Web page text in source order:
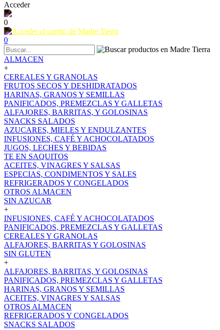
Acceder
0
0
ALMACEN
+
CEREALES Y GRANOLAS
FRUTOS SECOS Y DESHIDRATADOS
HARINAS, GRANOS Y SEMILLAS
PANIFICADOS, PREMEZCLAS Y GALLETAS
ALFAJORES, BARRITAS, Y GOLOSINAS
SNACKS SALADOS
AZUCARES, MIELES Y ENDULZANTES
INFUSIONES, CAFÉ Y ACHOCOLATADOS
JUGOS, LECHES Y BEBIDAS
TE EN SAQUITOS
ACEITES, VINAGRES Y SALSAS
ESPECIAS, CONDIMENTOS Y SALES
REFRIGERADOS Y CONGELADOS
OTROS ALMACEN
SIN AZUCAR
+
INFUSIONES, CAFÉ Y ACHOCOLATADOS
PANIFICADOS, PREMEZCLAS Y GALLETAS
CEREALES Y GRANOLAS
ALFAJORES, BARRITAS Y GOLOSINAS
SIN GLUTEN
+
ALFAJORES, BARRITAS, Y GOLOSINAS
PANIFICADOS, PREMEZCLAS Y GALLETAS
HARINAS, GRANOS Y SEMILLAS
ACEITES, VINAGRES Y SALSAS
OTROS ALMACEN
REFRIGERADOS Y CONGELADOS
SNACKS SALADOS